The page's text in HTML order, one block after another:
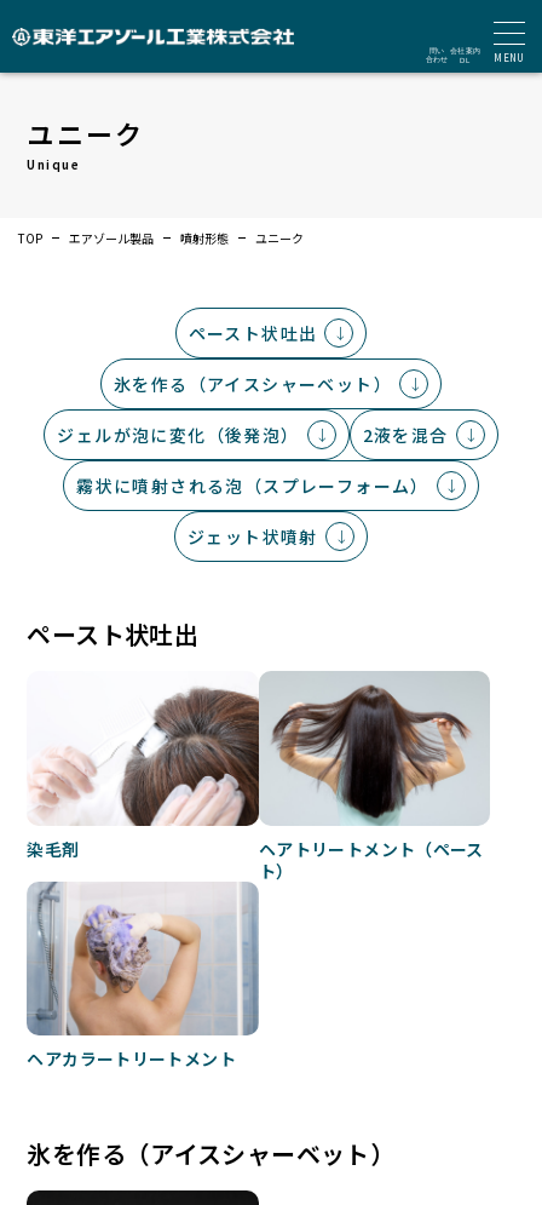
MENU
ユニーク
Unique
TOP エアゾール製品 噴射形態 ユニーク
ペースト状吐出
氷を作る（アイスシャーベット）
ジェルが泡に変化（後発泡） 2液を混合
霧状に噴射される泡（スプレーフォーム）
ジェット状噴射
ペースト状吐出
染毛剤
ヘアトリートメント（ペース
ト）
ヘアカラートリートメント
氷を作る（アイスシャーベット）